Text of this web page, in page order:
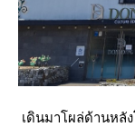
เดินมาโผล่ด้านหลั